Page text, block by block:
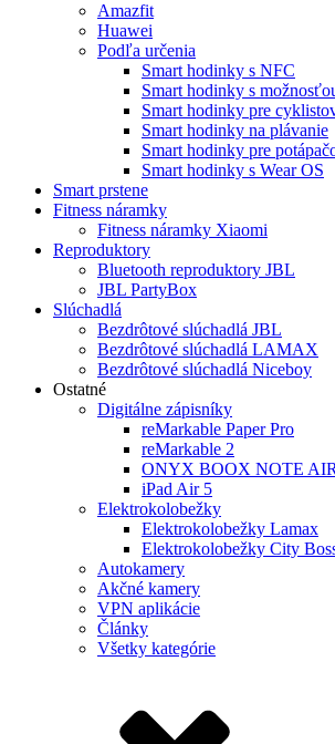
Amazfit
Huawei
Podľa určenia
Smart hodinky s NFC
Smart hodinky s
Smart hodinky pre
Smart hodinky na plávanie
Smart hodinky pre
Smart hodinky s Wear OS
Smart prstene
Fitness náramky
Fitness náramky Xiaomi
Reproduktory
Bluetooth reproduktory JBL
JBL PartyBox
Slúchadlá
Bezdrôtové slúchadlá JBL
Bezdrôtové slúchadlá LAMAX
Bezdrôtové slúchadlá Niceboy
Ostatné
Digitálne zápisníky
reMarkable Paper Pro
reMarkable 2
ONYX BOOX NOTE
iPad Air 5
Elektrokolobežky
Elektrokolobežky Lamax
Elektrokolobežky City
Autokamery
Akčné kamery
VPN aplikácie
Články
Všetky kategórie